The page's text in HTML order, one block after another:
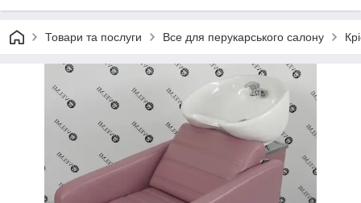
Товари та послуги Все для перукарського салону